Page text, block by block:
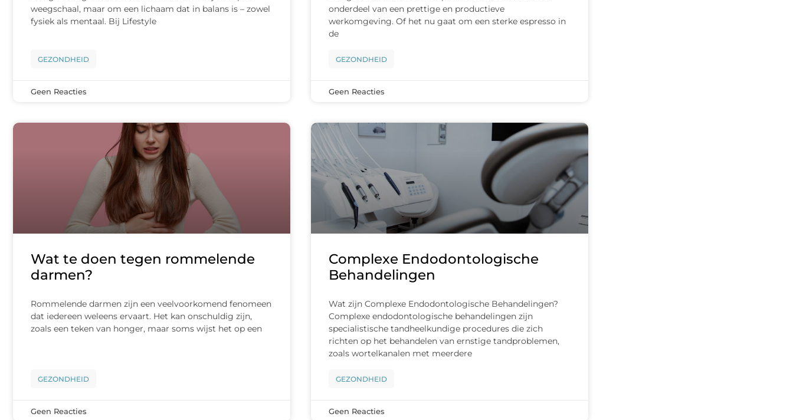
weegschaal, maar om een lichaam dat in balans is – zowel
fysiek als mentaal. Bij Lifestyle
GEZONDHEID
Geen Reacties
onderdeel van een prettige en productieve
werkomgeving. Of het nu gaat om een sterke espresso in
de
GEZONDHEID
Geen Reacties
Wat te doen tegen rommelende
darmen?
Rommelende darmen zijn een veelvoorkomend fenomeen
dat iedereen weleens ervaart. Het kan onschuldig zijn,
zoals een teken van honger, maar soms wijst het op een
GEZONDHEID
Geen Reacties
Complexe Endodontologische
Behandelingen
Wat zijn Complexe Endodontologische Behandelingen?
Complexe endodontologische behandelingen zijn
specialistische tandheelkundige procedures die zich
richten op het behandelen van ernstige tandproblemen,
zoals wortelkanalen met meerdere
GEZONDHEID
Geen Reacties